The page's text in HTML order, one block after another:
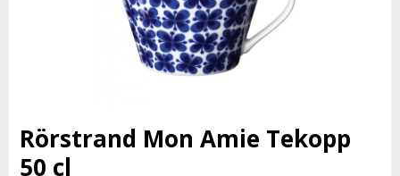
Rörstrand Mon Amie Tekopp
50 cl